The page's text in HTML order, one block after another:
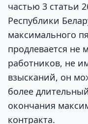
частью 3 статьи
Республики
максимального
продлевается не
работников, не
взысканий, он
более
окончания
контракта.